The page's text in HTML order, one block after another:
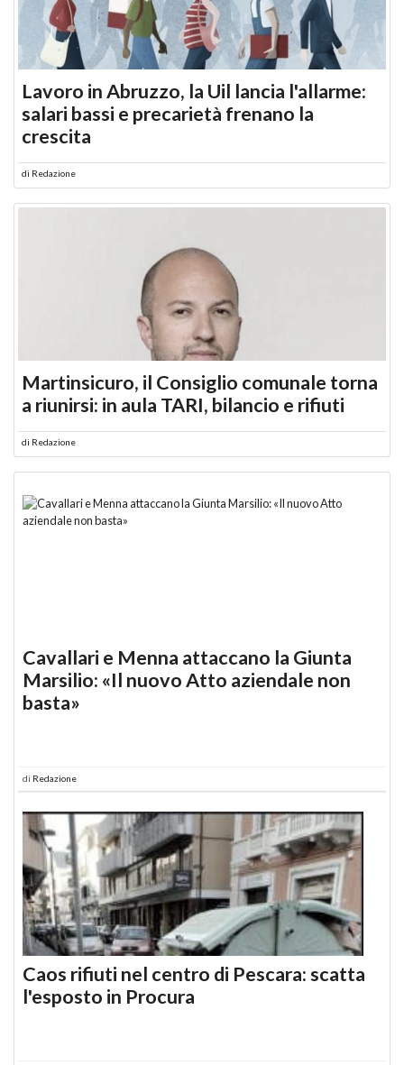
Lavoro in Abruzzo, la Uil lancia l'allarme:
salari bassi e precarietà frenano la
crescita
di Redazione
Martinsicuro, il Consiglio comunale torna
a riunirsi: in aula TARI, bilancio e rifiuti
di Redazione
Cavallari e Menna attaccano la Giunta
Marsilio: «Il nuovo Atto aziendale non
basta»
di Redazione
Caos rifiuti nel centro di Pescara: scatta
l'esposto in Procura